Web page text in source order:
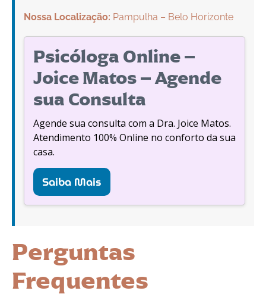
Nossa Localização: Pampulha – Belo Horizonte
Psicóloga Online –
Joice Matos – Agende
sua Consulta
Agende sua consulta com a Dra. Joice Matos.
Atendimento 100% Online no conforto da sua
casa.
Saiba Mais
Perguntas
Frequentes